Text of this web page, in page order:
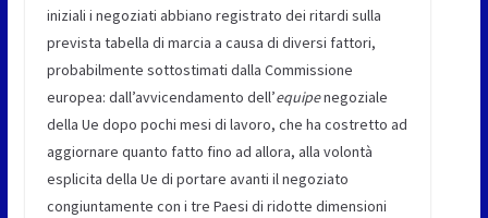
iniziali i negoziati abbiano registrato dei ritardi sulla
prevista tabella di marcia a causa di diversi fattori,
probabilmente sottostimati dalla Commissione
europea: dall’avvicendamento dell’equipenegoziale
della Ue dopo pochi mesi di lavoro, che ha costretto ad
aggiornare quanto fatto fino ad allora, alla volontà
esplicita della Ue di portare avanti il negoziato
congiuntamente con i tre Paesi di ridotte dimensioni